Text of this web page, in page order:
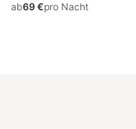
ab69 €pro Nacht